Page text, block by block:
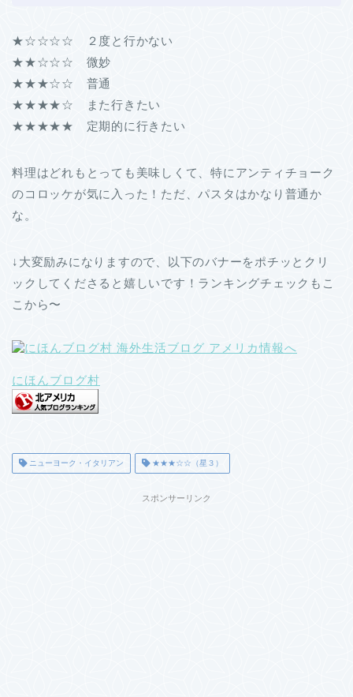
★☆☆☆☆ ２度と行かない
★★☆☆☆ 微妙
★★★☆☆ 普通
★★★★☆ また行きたい
★★★★★ 定期的に行きたい
料理はどれもとっても美味しくて、特にアンティチョーク
のコロッケが気に入った！ただ、パスタはかなり普通か
な。
↓大変励みになりますので、以下のバナーをポチッとクリ
ックしてくださると嬉しいです！ランキングチェックもこ
こから〜
にほんブログ村
ニューヨーク・イタリアン ★★★☆☆（星３）
スポンサーリンク